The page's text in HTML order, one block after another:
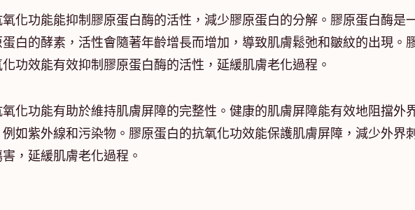
化功能能抑制膠原蛋白酶的活性，減少膠原蛋白的分解。膠原蛋白酶是
白的酵素，活性會隨著年齡增長而增加，導致肌膚鬆弛和皺紋的出現。
功效能有效抑制膠原蛋白酶的活性，延緩肌膚老化過程。
化功能有助於維持肌膚屏障的完整性。健康的肌膚屏障能有效地阻擋外
如紫外線和污染物。膠原蛋白的抗氧化功效能保護肌膚屏障，減少外界
，延緩肌膚老化過程。